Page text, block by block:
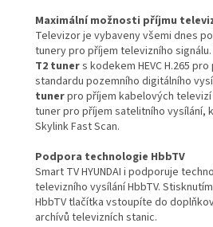
Maximální možnosti příjmu
Televizor je vybaveny všemi dnes
tunery pro příjem televizního
T2 tuners kodekem HEVC H.265
standardu pozemního digitálního
tunerpro příjem kabelových televizí
tuner pro příjem satelitního vysílání,
Skylink Fast Scan.
Podpora technologie HbbTV
Smart TV HYUNDAI i podporuje
televizního vysílání HbbTV.
HbbTV tlačítka vstoupíte do
archívů televizních stanic.